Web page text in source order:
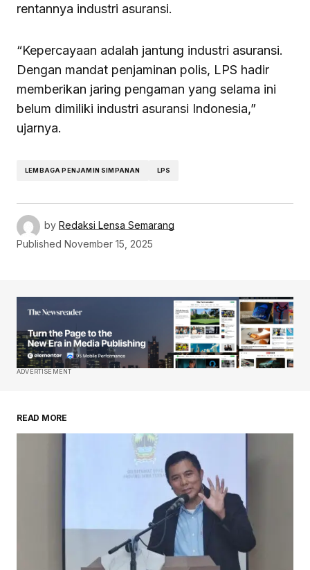
rentannya industri asuransi.
“Kepercayaan adalah jantung industri asuransi.
Dengan mandat penjaminan polis, LPS hadir
memberikan jaring pengaman yang selama ini
belum dimiliki industri asuransi Indonesia,”
ujarnya.
LEMBAGA PENJAMIN SIMPANAN LPS
by Redaksi Lensa Semarang
Published November 15, 2025
ADVERTISEMENT
READ MORE